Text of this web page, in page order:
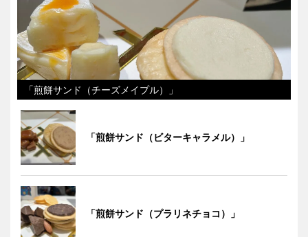
「煎餅サンド（チーズメイプル）」
「煎餅サンド（ビターキャラメル）」
「煎餅サンド（プラリネチョコ）」